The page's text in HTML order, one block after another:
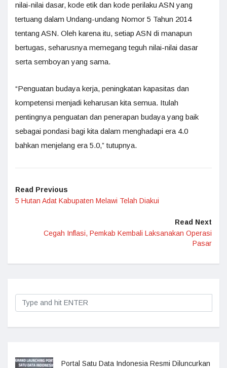
nilai-nilai dasar, kode etik dan kode perilaku ASN yang
tertuang dalam Undang-undang Nomor 5 Tahun 2014
tentang ASN. Oleh karena itu, setiap ASN di manapun
bertugas, seharusnya memegang teguh nilai-nilai dasar
serta semboyan yang sama.
“Penguatan budaya kerja, peningkatan kapasitas dan
kompetensi menjadi keharusan kita semua. Itulah
pentingnya penguatan dan penerapan budaya yang baik
sebagai pondasi bagi kita dalam menghadapi era 4.0
bahkan menjelang era 5.0,” tutupnya.
Read Previous
5 Hutan Adat Kabupaten Melawi Telah Diakui
Read Next
Cegah Inflasi, Pemkab Kembali Laksanakan Operasi
Pasar
Portal Satu Data Indonesia Resmi Diluncurkan